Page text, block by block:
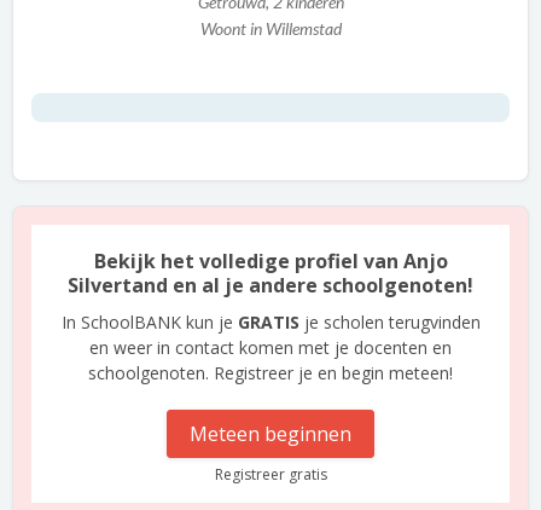
Woont in Willemstad
Bekijk het volledige profiel van Anjo
Silvertand en al je andere schoolgenoten!
In SchoolBANK kun je GRATIS je scholen terugvinden
en weer in contact komen met je docenten en
schoolgenoten. Registreer je en begin meteen!
Meteen beginnen
Registreer gratis